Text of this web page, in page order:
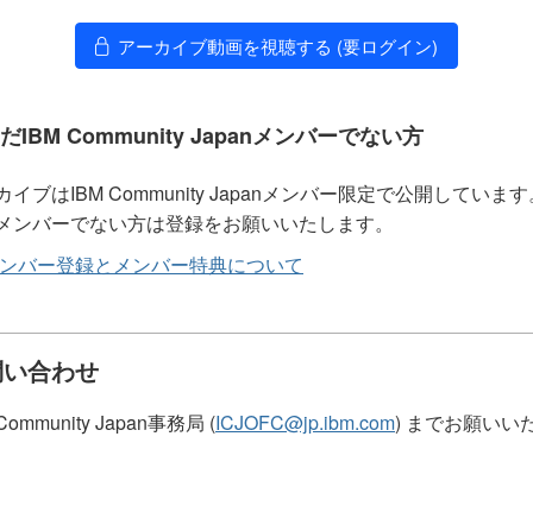
アーカイブ動画を視聴する (要ログイン)
IBM Community Japanメンバーでない方
イブはIBM Community Japanメンバー限定で公開していま
ンバーでない方は登録をお願いいたします。
バー登録とメンバー特典について
合わせ
Japan事務局 (ICJOFC@jp.ibm.com) までお願いい